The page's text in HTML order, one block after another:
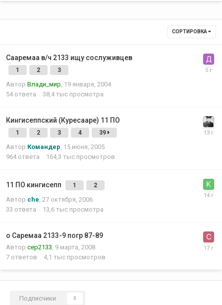
СОРТИРОВКА
Сааремаа в/ч 2133 ищу сослуживцев
1 2 3
Автор Влади_мир 19 января, 2004
54 ответа 38,4 тыс просмотра
Кингисеппский (Куресааре) 11 ПО
1 2 3 4 39
Автор Командер 15 июня, 2005
964 ответа 164,3 тыс просмотров
11 ПО кингисепп 1 2
Автор che 27 октября, 2006
33 ответа 13,6 тыс просмотра
о Саремаа 2133-9 погр 87-89
Автор сер2133 9 марта, 2008
7 ответов 4,1 тыс просмотров
Подписчики 0